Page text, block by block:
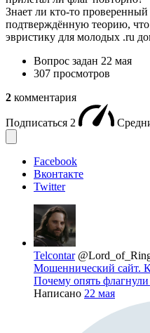
Знает ли кто-то
подтверждённую теорию,
эвристику для молодых .ru
Вопрос задан 22 мая
307 просмотров
2 комментария
Подписаться 2
Facebook
Вконтакте
Twitter
Telcontar
Мошеннический сайт.
Почему опять
Написано 22 мая